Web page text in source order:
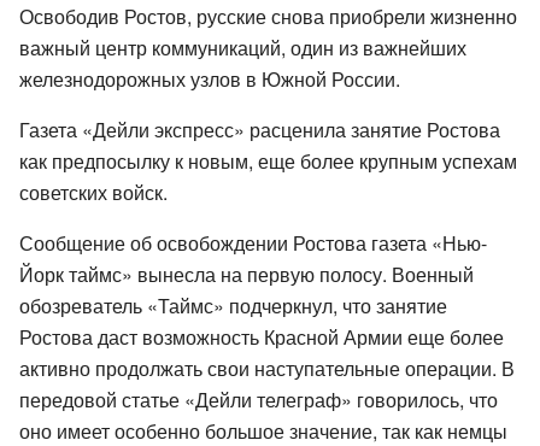
Освободив Ростов, русские снова приобрели жизненно
важный центр коммуникаций, один из важнейших
железнодорожных узлов в Южной России.
Газета «Дейли экспресс» расценила занятие Ростова
как предпосылку к новым, еще более крупным успехам
советских войск.
Сообщение об освобождении Ростова газета «Нью-
Йорк таймс» вынесла на первую полосу. Военный
обозреватель «Таймс» подчеркнул, что занятие
Ростова даст возможность Красной Армии еще более
активно продолжать свои наступательные операции. В
передовой статье «Дейли телеграф» говорилось, что
оно имеет особенно большое значение, так как немцы